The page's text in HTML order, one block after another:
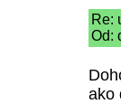
Re:
Od:
ako